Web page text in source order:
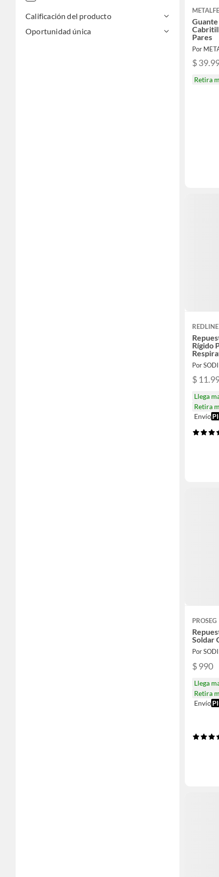
Calificación del producto
Oportunidad única
Pares
Por
$
Retira
REDLINE
Rígido
Por
$
Llega
Retira
Envío
PROSEG
Soldar
Por
$ 990
Llega
Retira
Envío